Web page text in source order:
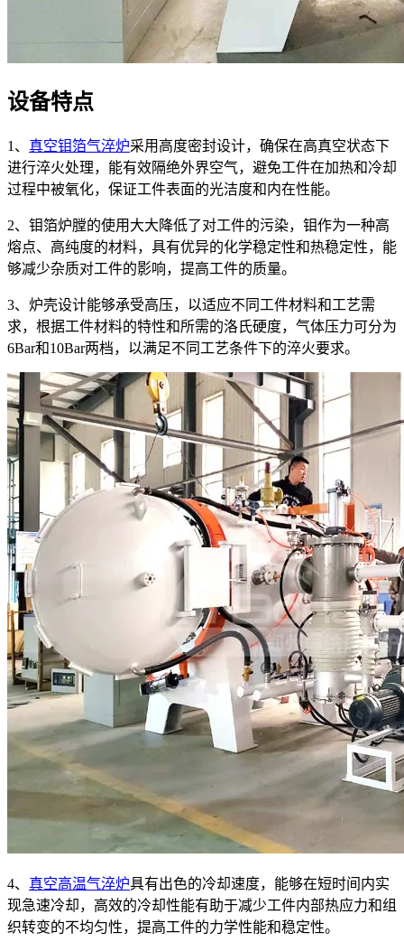
设备特点
1、 真空钼箔气淬炉采用高度密封设计，确保在高真空状态下
进行淬火处理，能有效隔绝外界空气，避免工件在加热和冷却
过程中被氧化，保证工件表面的光洁度和内在性能。
2、钼箔炉膛的使用大大降低了对工件的污染，钼作为一种高
熔点、高纯度的材料，具有优异的化学稳定性和热稳定性，能
够减少杂质对工件的影响，提高工件的质量。
3、炉壳设计能够承受高压，以适应不同工件材料和工艺需
求，根据工件材料的特性和所需的洛氏硬度，气体压力可分为
6Bar和10Bar两档，以满足不同工艺条件下的淬火要求。
4、 真空高温气淬炉具有出色的冷却速度，能够在短时间内实
现急速冷却，高效的冷却性能有助于减少工件内部热应力和组
织转变的不均匀性，提高工件的力学性能和稳定性。